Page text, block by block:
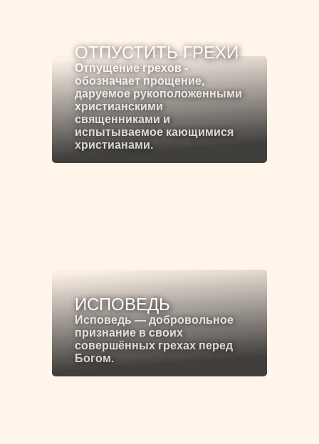
ОТПУСТИТЬ ГРЕХИ
Отпущение грехов -
обозначает прощение,
даруемое рукоположенными
христианскими
священниками и
испытываемое кающимися
христианами.
ИСПОВЕДЬ
Исповедь — добровольное
признание в своих
совершённых грехах перед
Богом.